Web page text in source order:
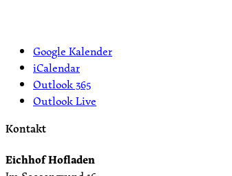
Google Kalender
iCalendar
Outlook 365
Outlook Live
Kontakt
Eichhof Hofladen